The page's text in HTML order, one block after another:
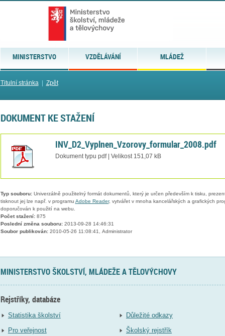
MINISTERSTVO VZDĚLÁVÁNÍ MLÁDEŽ
Titulní stránka| Zpět
DOKUMENT KE STAŽENÍ
INV_D2_Vyplnen_Vzorovy_formular_2008.pdf
Dokument typu pdf | Velikost 151,07 kB
Typ souboru:Univerzálně použitelný formát dokumentů, který je určen především k tisku,
tisknout jej lze např. v programu Adobe Reader, vytvářet v mnoha kancelářských a grafických
doporučován k použití na webu.
Počet stažení:875
Poslední změna souboru:2013-09-28 14:46:31
Soubor publikován:2010-05-26 11:08:41, Administrator
MINISTERSTVO ŠKOLSTVÍ, MLÁDEŽE A TĚLOVÝCHOVY
Rejstříky, databáze
Statistika školství
Pro veřejnost
Důležité odkazy
Školský rejstřík